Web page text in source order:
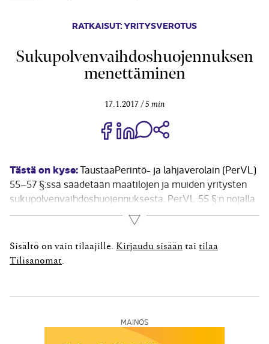
RATKAISUT: YRITYSVEROTUS
Sukupolvenvaihdoshuojennuksen
menettäminen
17.1.2017 5 min
Jaa Share on Facebook
Jaa Share on LinkedIn
Jaa WhatsApp-viestinä
Tästä on kyse:TaustaaPerintö- ja lahjaverolain (PerVL)
55–57 §:ssä säädetään maatilojen ja muiden yritysten
sukupolvenvaihdoshuojennuksesta. PerVL 55 §:n nojalla
osa perintö- ja lahjaverosta voidaan jättää
maksuunpanematta, jos veronalaiseen perintöön tai
lahjaan sisältyy maatila, muu yritys tai osa niistä.
Huojennuksen soveltaminen edellyttää verovelvollisen
Lue lisää
Sisältö on vain tilaajille. Kirjaudu sisään tai tilaa
Tilisanomat
MAINOS